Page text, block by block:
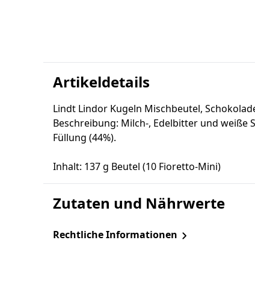
Artikeldetails
Lindt Lindor Kugeln Mischbeutel,
Beschreibung: Milch-, Edelbitter und weiße
Füllung (44%).
Inhalt: 137 g Beutel (10 Fioretto-Mini)
Zutaten und Nährwerte
Rechtliche Informationen